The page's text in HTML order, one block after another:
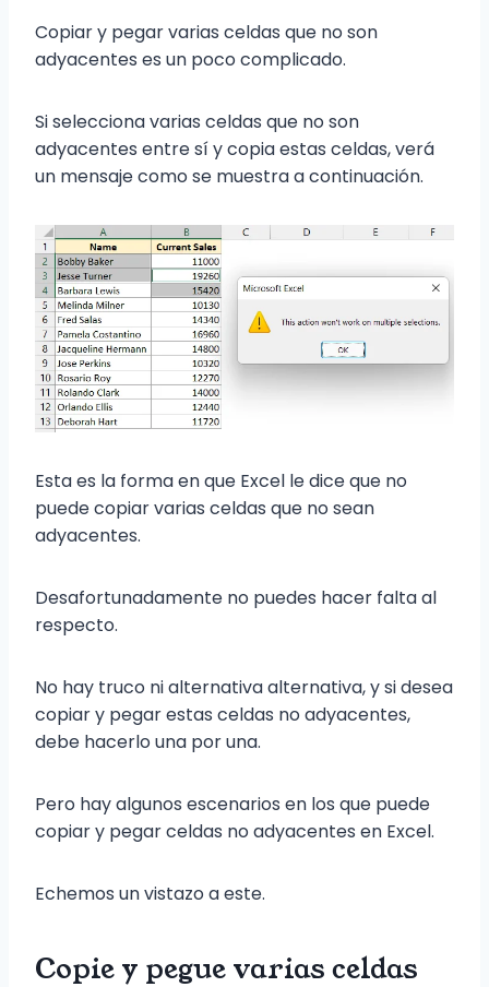
Copiar y pegar varias celdas que no son
adyacentes es un poco complicado.
Si selecciona varias celdas que no son
adyacentes entre sí y copia estas celdas, verá
un mensaje como se muestra a continuación.
Esta es la forma en que Excel le dice que no
puede copiar varias celdas que no sean
adyacentes.
Desafortunadamente no puedes hacer falta al
respecto.
No hay truco ni alternativa alternativa, y si desea
copiar y pegar estas celdas no adyacentes,
debe hacerlo una por una.
Pero hay algunos escenarios en los que puede
copiar y pegar celdas no adyacentes en Excel.
Echemos un vistazo a este.
Copie y pegue varias celdas